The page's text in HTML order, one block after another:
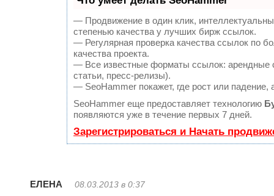
— Продвижение в один клик,
степенью качества у лучших бирж ссылок.
— Регулярная проверка качества ссылок по
качества проекта.
— Все известные форматы ссылок: арендные
статьи, пресс-релизы).
— SeoHammer покажет, где рост или
SeoHammer еще предоставляет технологию
появляются уже в течение первых 7 дней.
Зарегистрироваться и Начать
ЕЛЕНА 08.03.2013 в 0:37